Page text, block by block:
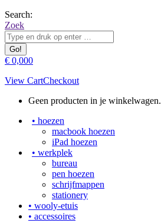
Search:
Zoek
€ 0,000
View CartCheckout
Geen producten in je winkelwagen.
• hoezen
macbook hoezen
iPad hoezen
• werkplek
bureau
pen hoezen
schrijfmappen
stationery
• wooly-etuis
• accessoires